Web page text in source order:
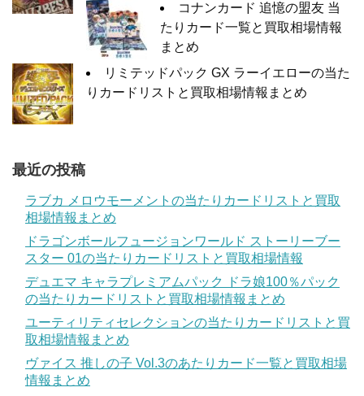
コナンカード 追憶の盟友 当
たりカード一覧と買取相場情報
まとめ
リミテッドパック GX ラーイエローの当た
りカードリストと買取相場情報まとめ
最近の投稿
ラブカ メロウモーメントの当たりカードリストと買取
相場情報まとめ
ドラゴンボールフュージョンワールド ストーリーブー
スター 01の当たりカードリストと買取相場情報
デュエマ キャラプレミアムパック ドラ娘100％パック
の当たりカードリストと買取相場情報まとめ
ユーティリティセレクションの当たりカードリストと買
取相場情報まとめ
ヴァイス 推しの子 Vol.3のあたりカード一覧と買取相場
情報まとめ